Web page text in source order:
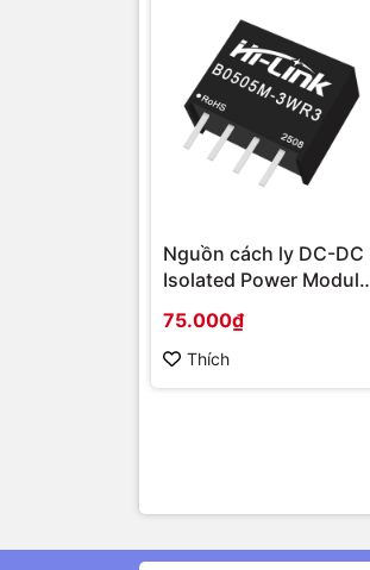
Nguồn cách ly DC-DC
Isolated Power Module
75.000₫
Thích